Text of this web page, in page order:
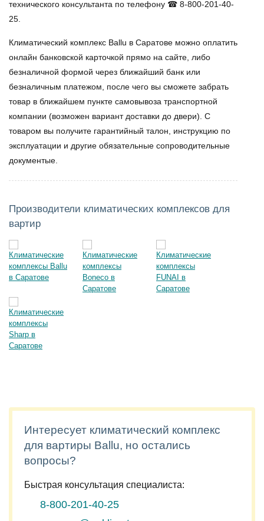
технического консультанта по телефону ☎ 8-800-201-40-
25.
Климатический комплекс Ballu в Саратове можно оплатить
онлайн банковской карточкой прямо на сайте, либо
безналичной формой через ближайший банк или
безналичным платежом, после чего вы сможете забрать
товар в ближайшем пункте самовывоза транспортной
компании (возможен вариант доставки до двери). С
товаром вы получите гарантийный талон, инструкцию по
эксплуатации и другие обязательные сопроводительные
документые.
Производители климатических комплексов для
вартир
Интересует климатический комплекс
для вартиры Ballu, но остались
вопросы?
Быстрая консультация специалиста:
8-800-201-40-25